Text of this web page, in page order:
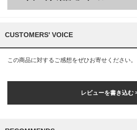
CUSTOMERS' VOICE
この商品に対するご感想をぜひお寄せください。
レビューを書き込む